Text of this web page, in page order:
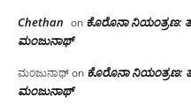
Chethan on ಕೊರೊನಾ ನಿಯಂತ್ರಣ:
ಮಂಜು‌ನಾಥ್
ಮಂಜುನಾಥ್on ಕೊರೊನಾ ನಿಯಂತ್ರಣ:
ಮಂಜು‌ನಾಥ್